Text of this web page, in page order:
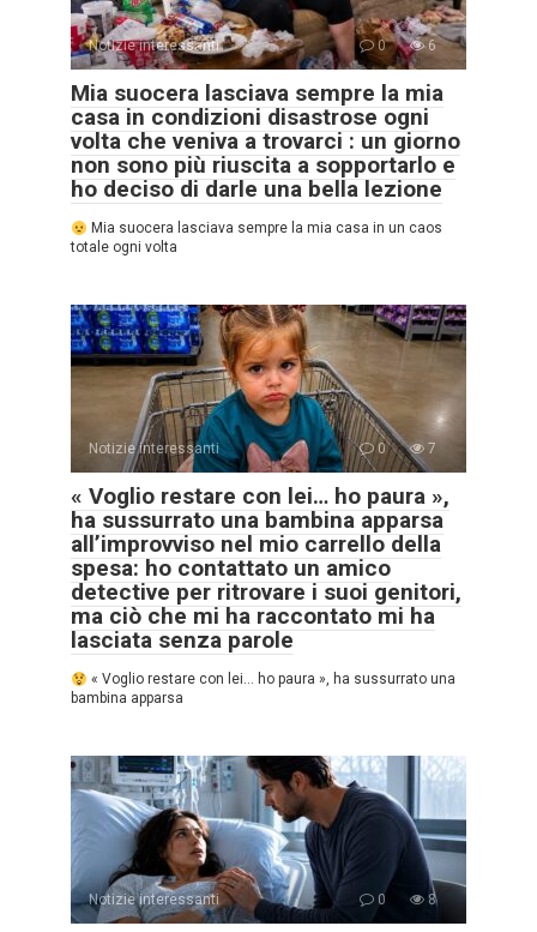
Notizie interessanti 0 6
Mia suocera lasciava sempre la mia
casa in condizioni disastrose ogni
volta che veniva a trovarci : un giorno
non sono più riuscita a sopportarlo e
ho deciso di darle una bella lezione
Mia suocera lasciava sempre la mia casa in un caos
totale ogni volta
Notizie interessanti 0 7
« Voglio restare con lei… ho paura »,
ha sussurrato una bambina apparsa
all’improvviso nel mio carrello della
spesa: ho contattato un amico
detective per ritrovare i suoi genitori,
ma ciò che mi ha raccontato mi ha
lasciata senza parole
« Voglio restare con lei… ho paura », ha sussurrato una
bambina apparsa
Notizie interessanti 0 8